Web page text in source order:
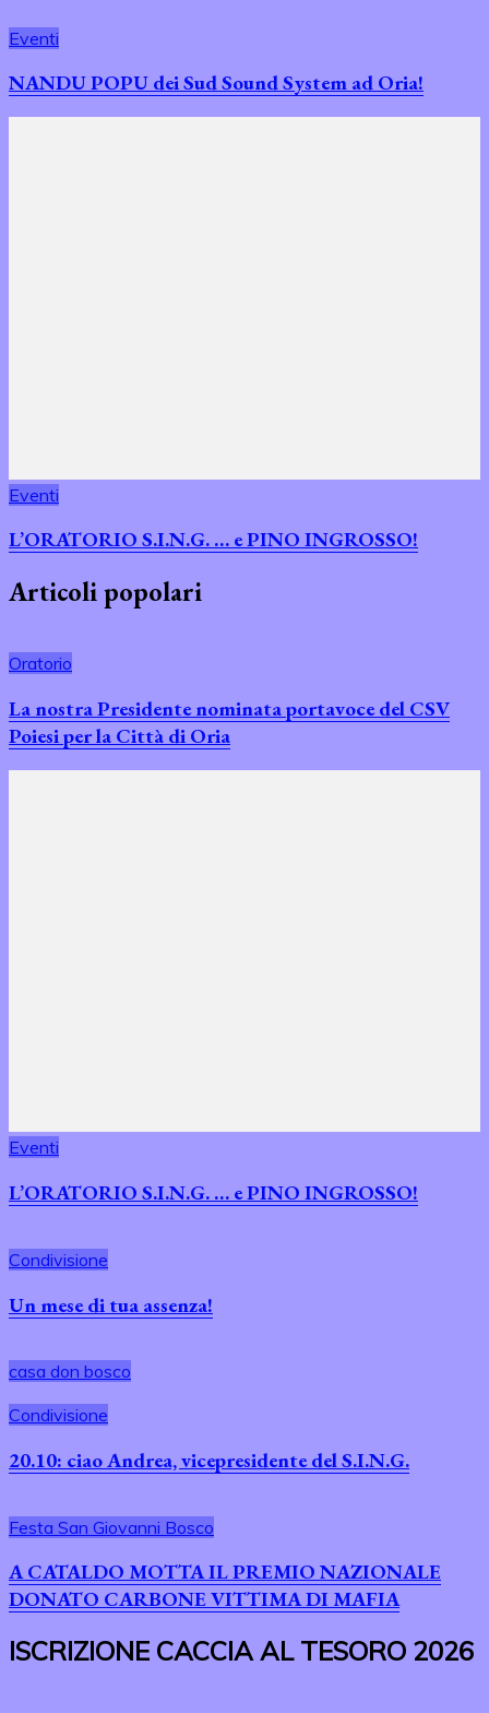
Eventi
NANDU POPU dei Sud Sound System ad Oria!
Eventi
L’ORATORIO S.I.N.G. … e PINO INGROSSO!
Articoli popolari
Oratorio
La nostra Presidente nominata portavoce del CSV
Poiesi per la Città di Oria
Eventi
L’ORATORIO S.I.N.G. … e PINO INGROSSO!
Condivisione
Un mese di tua assenza!
casa don bosco
Condivisione
20.10: ciao Andrea, vicepresidente del S.I.N.G.
Festa San Giovanni Bosco
A CATALDO MOTTA IL PREMIO NAZIONALE
DONATO CARBONE VITTIMA DI MAFIA
ISCRIZIONE CACCIA AL TESORO 2026